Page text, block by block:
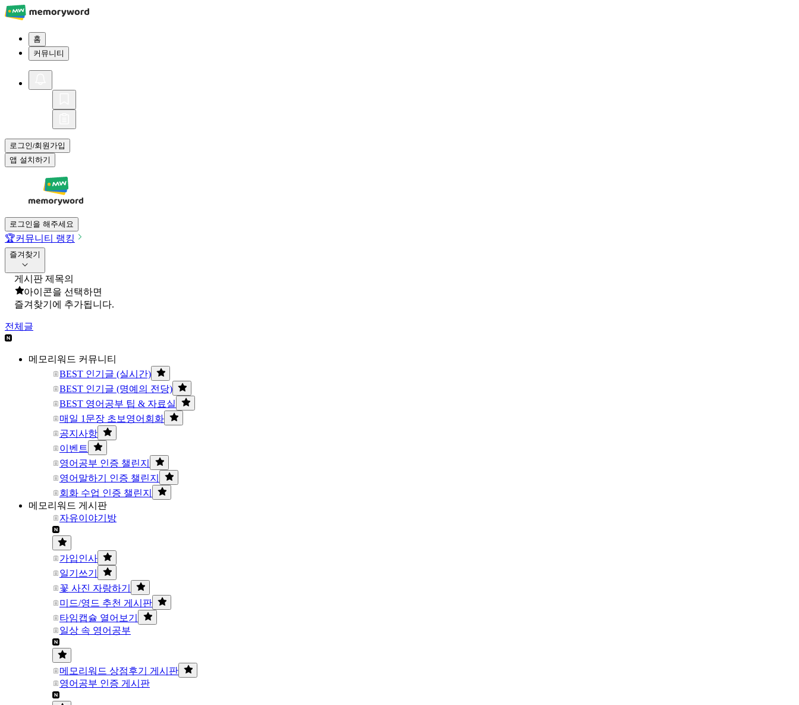
홈
커뮤니티
로그인/회원가입
앱 설치하기
로그인을 해주세요
🏆커뮤니티 랭킹
즐겨찾기
게시판 제목의
아이콘을 선택하면
즐겨찾기에 추가됩니다.
전체글
메모리워드 커뮤니티
BEST 인기글 (실시간)
BEST 인기글 (명예의 전당)
BEST 영어공부 팁 & 자료실
매일 1문장 초보영어회화
공지사항
이벤트
영어공부 인증 챌린지
영어말하기 인증 챌린지
회화 수업 인증 챌린지
메모리워드 게시판
자유이야기방
가입인사
일기쓰기
꽃 사진 자랑하기
미드/영드 추천 게시판
타임캡슐 열어보기
일상 속 영어공부
메모리워드 상점후기 게시판
영어공부 인증 게시판